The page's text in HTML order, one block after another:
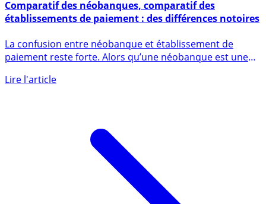
12 février 2018
établissements de paiement : des différences notoires
paiement reste forte. Alors qu’une néobanque est une